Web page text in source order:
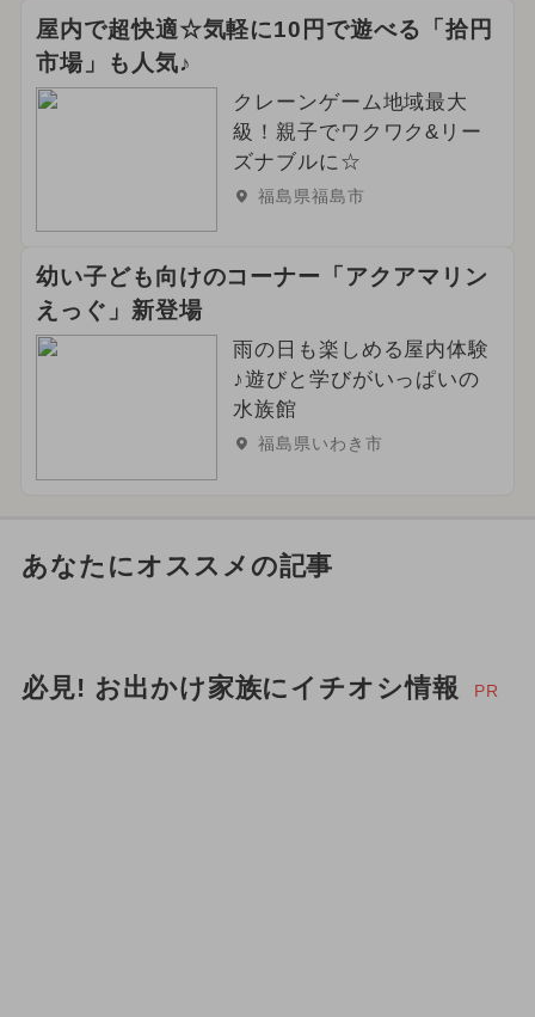
屋内で超快適☆気軽に10円で遊べる「拾円
市場」も人気♪
クレーンゲーム地域最大
級！親子でワクワク&リー
ズナブルに☆
福島県福島市
幼い子ども向けのコーナー「アクアマリン
えっぐ」新登場
雨の日も楽しめる屋内体験
♪遊びと学びがいっぱいの
水族館
福島県いわき市
あなたにオススメの記事
必見! お出かけ家族にイチオシ情報 PR